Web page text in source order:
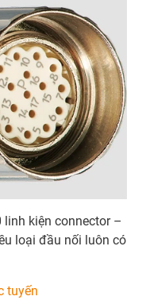
kiện connector –
loại đầu nối luôn có
tuyến